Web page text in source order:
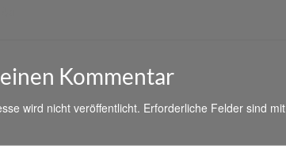
Kommentar
wird nicht veröffentlicht. Erforderliche Felder sind mit